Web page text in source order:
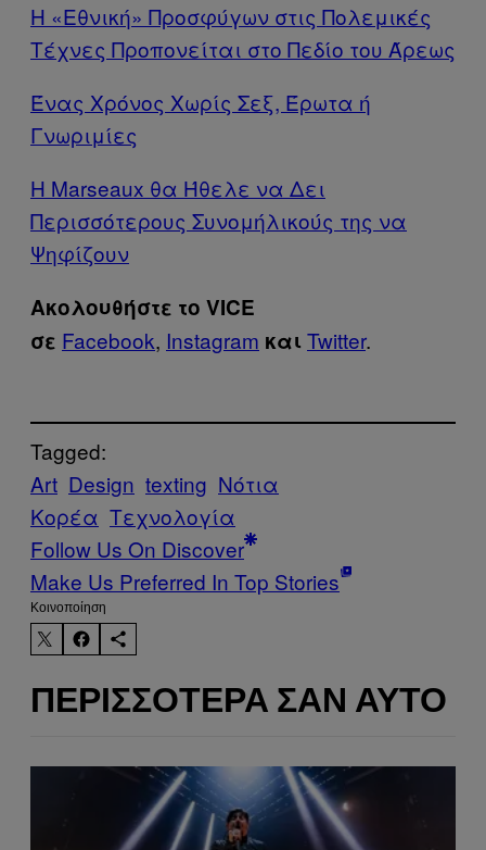
Η «Εθνική» Προσφύγων στις Πολεμικές
Τέχνες Προπονείται στο Πεδίο του Άρεως
Ένας Χρόνος Χωρίς Σεξ, Έρωτα ή
Γνωριμίες
Η Marseaux θα Ήθελε να Δει
Περισσότερους Συνομήλικούς της να
Ψηφίζουν
Ακολουθήστε το VICE
σε Facebook, Instagram και Twitter.
Tagged:
Art Design texting Νότια
Κορέα Τεχνολογία
Follow Us On Discover
Make Us Preferred In Top Stories
Kοινοποίηση
ΠΕΡΙΣΣΌΤΕΡΑ ΣΑΝ ΑΥΤΌ